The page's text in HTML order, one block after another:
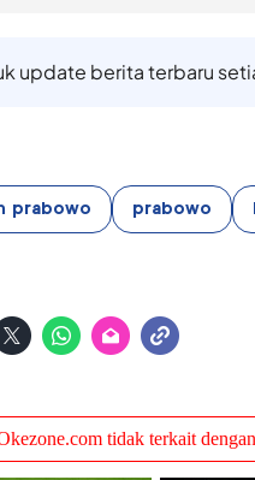
update berita terbaru
prabowo prabowo